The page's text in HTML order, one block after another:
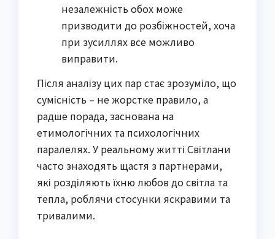
незалежність обох може
призводити до розбіжностей, хоча
при зусиллях все можливо
виправити.
Після аналізу цих пар стає зрозуміло, що
сумісність – не жорстке правило, а
радше порада, заснована на
етимологічних та психологічних
паралелях. У реальному житті Світлани
часто знаходять щастя з партнерами,
які розділяють їхню любов до світла та
тепла, роблячи стосунки яскравими та
тривалими.